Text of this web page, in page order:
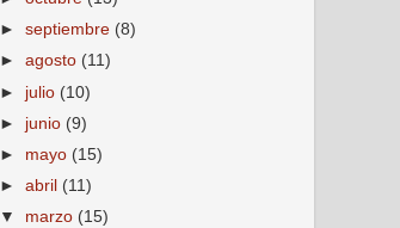
►septiembre (8)
►agosto (11)
► julio (10)
► junio (9)
► mayo (15)
►abril (11)
▼ marzo (15)